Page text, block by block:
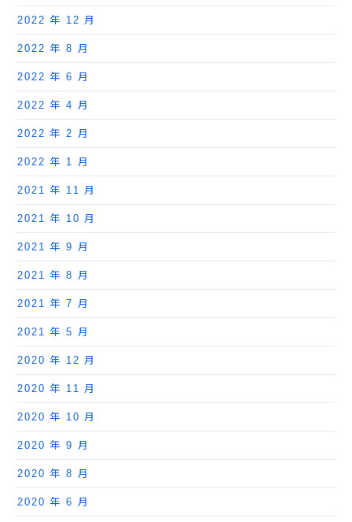
2022 年 12 月
2022 年 8 月
2022 年 6 月
2022 年 4 月
2022 年 2 月
2022 年 1 月
2021 年 11 月
2021 年 10 月
2021 年 9 月
2021 年 8 月
2021 年 7 月
2021 年 5 月
2020 年 12 月
2020 年 11 月
2020 年 10 月
2020 年 9 月
2020 年 8 月
2020 年 6 月